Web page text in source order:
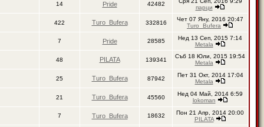
14 Pride 42482
парци
422 Turo_Bufera 332816
Чет 07 Яну, 2016 20:47
Turo_Bufera
7 Pride 28585
Нед 13 Сеп, 2015 7:14
Metala
48 PILATA 139341
Съб 18 Юли, 2015 19:54
Metala
25 Turo_Bufera 87942
Пет 31 Окт, 2014 17:04
Metala
21 Turo_Bufera 45560
Нед 04 Май, 2014 6:59
lokoman
7 Turo_Bufera 18632
Пон 21 Апр, 2014 20:00
PILATA